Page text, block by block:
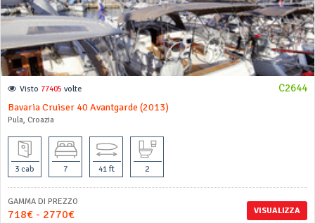
C2644
Visto 77405 volte
Bavaria Cruiser 40 Avantgarde (2013)
Pula, Croazia
3 cab 7 41 ft 2
VISUALIZZA
GAMMA DI PREZZO
718€ - 2770€